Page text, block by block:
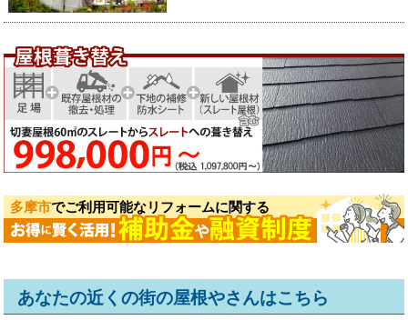
多摩市でご利用可能なリフォームに関する
あなたの近くの街の屋根やさんはこちら